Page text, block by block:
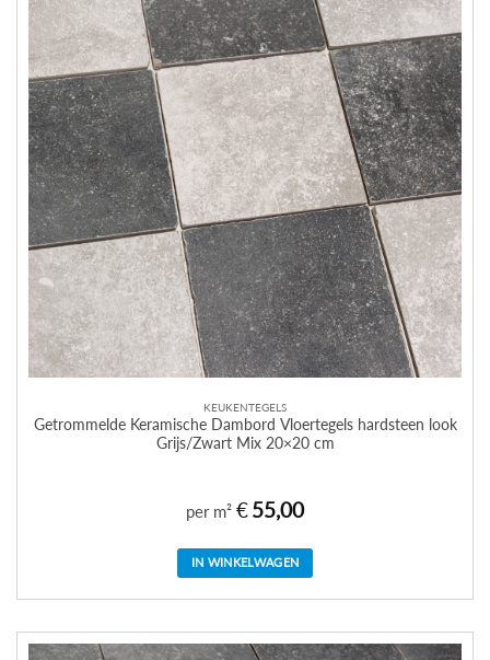
KEUKENTEGELS
Getrommelde Keramische Dambord Vloertegels hardsteen look
Grijs/Zwart Mix 20×20 cm
per m² €55,00
IN WINKELWAGEN